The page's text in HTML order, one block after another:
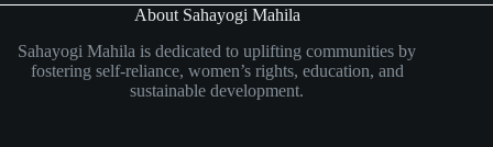
About Sahayogi Mahila
Sahayogi Mahila is dedicated to uplifting communities by
fostering self-reliance, women’s rights, education, and
sustainable development.